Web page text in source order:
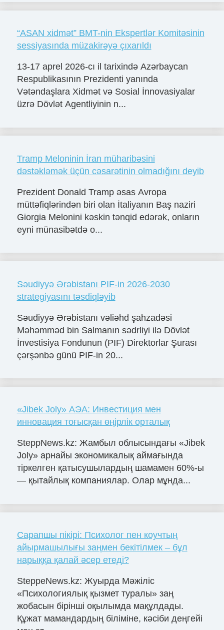
“ASAN xidmət” BMT-nin Ekspertlər Komitəsinin
sessiyasında müzakirəyə çıxarıldı
13-17 aprel 2026-cı il tarixində Azərbaycan
Respublikasının Prezidenti yanında
Vətəndaşlara Xidmət və Sosial İnnovasiyalar
üzrə Dövlət Agentliyinin n...
Tramp Meloninin İran müharibəsini
dəstəkləmək üçün cəsarətinin olmadığını deyib
Prezident Donald Tramp əsas Avropa
müttəfiqlərindən biri olan İtaliyanın Baş naziri
Giorgia Melonini kəskin tənqid edərək, onların
eyni münasibətdə o...
Səudiyyə Ərəbistanı PIF-in 2026-2030
strategiyasını təsdiqləyib
Səudiyyə Ərəbistanı vəliəhd şahzadəsi
Məhəmməd bin Salmanın sədrliyi ilə Dövlət
İnvestisiya Fondunun (PIF) Direktorlar Şurası
çərşənbə günü PIF-in 20...
«Jibek Joly» АЭА: Инвестиция мен
инновация тоғысқан өңірлік орталық
SteppNews.kz: Жамбыл облысындағы «Jibek
Joly» арнайы экономикалық аймағында
тіркелген қатысушылардың шамамен 60%-ы
— қытайлық компаниялар. Олар мұнда...
Сарапшы пікірі: Психолог пен коучтың
айырмашылығы заңмен бекітілмек – бұл
нарыққа қалай әсер етеді?
SteppeNews.kz: Жуырда Мәжіліс
«Психологиялық қызмет туралы» заң
жобасын бірінші оқылымда мақұлдады.
Құжат мамандардың біліміне, кәсіби деңгейі